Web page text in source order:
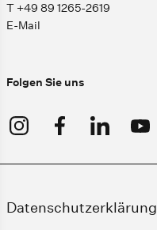
T +49 89 1265-2619
E-Mail
Folgen Sie uns
Datenschutzerklärung